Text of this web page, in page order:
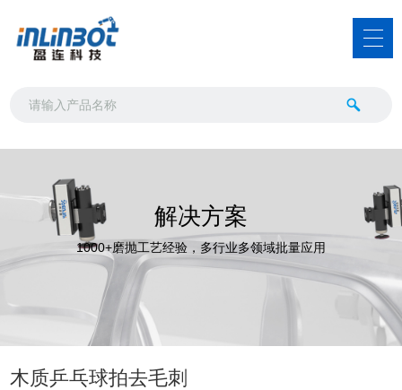
解决方案
1000+磨抛工艺经验，多行业多领域批量应用
木质乒乓球拍去毛刺